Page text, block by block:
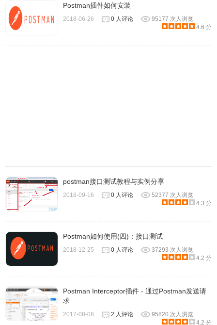
2.内置代理：本机应用程序附带内置代理，您可以使用它来
捕获网络流量。
Postman本地应用程序最新下载
1.Postman for MAC
3. Postman for windows X32
4.Postman for linux X64
Postman插件如何安装
2018-06-26 0 人评论
95177 次人浏览
4.6 分
postman接口测试教程与实例分享
2018-09-16 0 人评论
52377 次人浏览
4.3 分
Postman如何使用(四)：接口测试
2018-12-25 0 人评论
37293 次人浏览
4.2 分
Postman Interceptor插件 - 通过Postman发送请
求
2017-08-08 2 人评论
95820 次人浏览
4.2 分